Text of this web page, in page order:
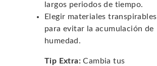
largos periodos de tiempo.
Elegir materiales transpirables
para evitar la acumulación de
humedad.
Tip Extra: Cambia tus